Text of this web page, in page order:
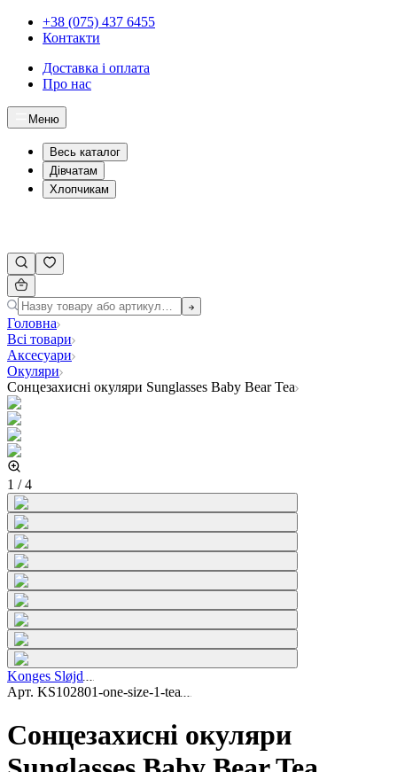
+38 (075) 437 6455
Контакти
Доставка і оплата
Про нас
Меню
Весь каталог
Дівчатам
Хлопчикам
Головна
Всі товари
Аксесуари
Окуляри
Сонцезахисні окуляри Sunglasses Baby Bear Tea
1 /4
Konges Sløjd
Арт. KS102801-one-size-1-tea
Сонцезахисні окуляри